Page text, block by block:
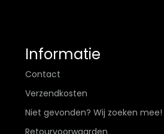
Informatie
Contact
Verzendkosten
Niet gevonden? Wij zoeken mee!
Retourvoorwaarden